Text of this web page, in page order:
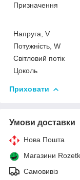
Призначення
Напруга, V
Потужність, W
Світловий потік
Цоколь
Приховати
Умови доставки
Нова Пошта
Магазини
Самовивіз